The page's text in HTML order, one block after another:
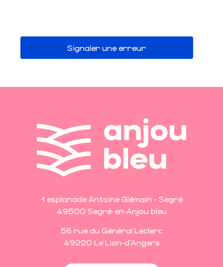
Signaler une erreur
1 esplanade Antoine Glémain - Segré
49500 Segré-en-Anjou bleu
56 rue du Général Leclerc
49220 Le Lion-d'Angers